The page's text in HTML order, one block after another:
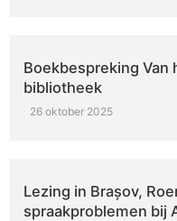
Boekbespreking Van
bibliotheek
26 oktober 2025
Lezing in Brașov,
spraakproblemen bij